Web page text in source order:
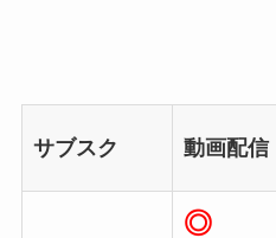
サブスク 動画配信
◎